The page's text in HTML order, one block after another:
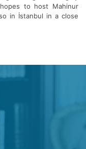
to host Mahinur
in İstanbul in a close